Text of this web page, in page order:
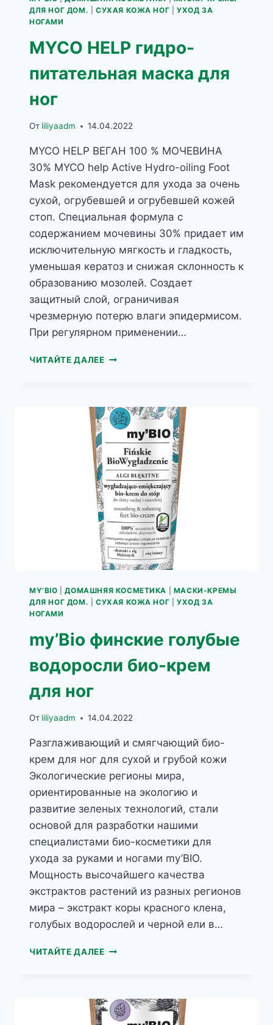
ДЛЯ НОГ ДОМ.
СУХАЯ КОЖА НОГ |УХОД ЗА
НОГАМИ
MYCO HELP гидро-
питательная маска для
ног
От liliyaadm 14.04.2022
MYCO HELP ВЕГАН 100 % МОЧЕВИНА
30% MYCO help Active Hydro-oiling Foot
Mask рекомендуется для ухода за очень
сухой, огрубевшей и огрубевшей кожей
стоп. Специальная формула с
содержанием мочевины 30% придает им
исключительную мягкость и гладкость,
уменьшая кератоз и снижая склонность к
образованию мозолей. Создает
защитный слой, ограничивая
чрезмерную потерю влаги эпидермисом.
При регулярном применении…
ЧИТАЙТЕ ДАЛЕЕMYCO
МАСКА
ДЛЯ
MY’BIO |ДОМАШНЯЯ КОСМЕТИКА
МАСКИ-КРЕМЫ
ДЛЯ НОГ ДОМ.
СУХАЯ КОЖА НОГ |УХОД ЗА
НОГАМИ
my’Bio финские голубые
водоросли био-крем
для ног
От liliyaadm 14.04.2022
Разглаживающий и смягчающий био-
крем для ног для сухой и грубой кожи
Экологические регионы мира,
ориентированные на экологию и
развитие зеленых технологий, стали
основой для разработки нашими
специалистами био-косметики для
ухода за руками и ногами my’BIO.
Мощность высочайшего качества
экстрактов растений из разных регионов
мира – экстракт коры красного клена,
голубых водорослей и черной ели в…
ЧИТАЙТЕ ДАЛЕЕMY’BIO
БИО-
КРЕМ